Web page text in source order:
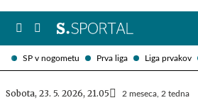
SP v nogometu Prva liga Liga prvakov
Sobota, 23. 5. 2026, 21.05 2 meseca, 2 tedna